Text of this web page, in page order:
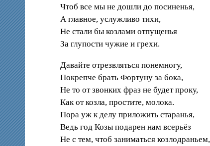
Чтоб все мы не дошли до посиненья,
А главное, услужливо тихи,
Не стали бы козлами отпущенья
За глупости чужие и грехи.
Давайте отрезвляться понемногу,
Покрепче брать Фортуну за бока,
Не то от звонких фраз не будет проку,
Как от козла, простите, молока.
Пора уж к делу приложить старанья,
Ведь год Козы подарен нам всерьёз
Не с тем, чтоб заниматься козлодраньем,